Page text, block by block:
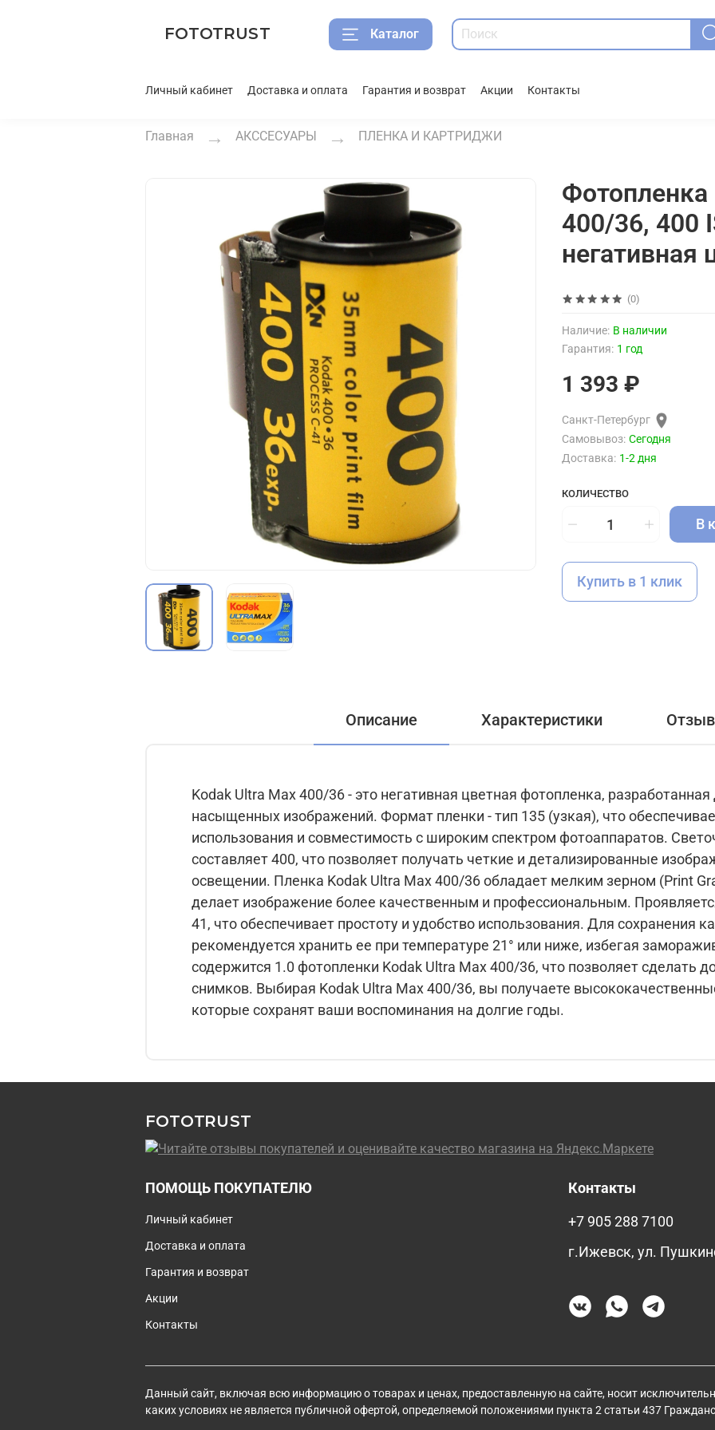
FOTOTRUST Каталог
Личный кабинет Доставка и оплата Гарантия и возврат Акции Контакты
Главная АКССЕСУАРЫ ПЛЕНКА И КАРТРИДЖИ
(0)
Наличие: В наличии
Гарантия: 1 год
Фотопленка
400/36, 400
негативная
1 393 ₽
Санкт-Петербург
Самовывоз: Сегодня
Доставка: 1-2 дня
КОЛИЧЕСТВО
В
Купить в 1 клик
Описание Характеристики
Kodak Ultra Max 400/36 - это негативная цветная фотопленка,
насыщенных изображений. Формат пленки - тип 135 (узкая), что обеспечивает удобство
использования и совместимость с широким спектром фотоаппаратов. Светочувствительность ISO
составляет 400, что позволяет получать четкие и детализированные
освещении. Пленка Kodak Ultra Max 400/36 обладает мелким зерном (Print Grain Index = 46), что
делает изображение более качественным и профессиональным. Проявляется пленка по процессу C-
41, что обеспечивает простоту и удобство использования. Для сохранения качества пленки
рекомендуется хранить ее при температуре 21° или ниже, избегая замораживания. В
содержится 1.0 фотопленки Kodak Ultra Max 400/36, что позволяет сделать
снимков. Выбирая Kodak Ultra Max 400/36, вы получаете высококачественные и яркие изображения,
которые сохранят ваши воспоминания на долгие годы.
FOTOTRUST
ПОМОЩЬ ПОКУПАТЕЛЮ
Личный кабинет
Доставка и оплата
Гарантия и возврат
Акции
Контакты
Контакты
+7 905 288 7100
г.Ижевск, ул.
Данный сайт, включая всю информацию о товарах и ценах, предоставленную на сайте, носит
каких условиях не является публичной офертой, определяемой положениями пункта 2 статьи 437